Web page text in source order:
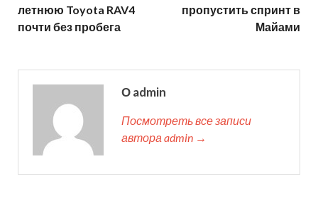
летнюю Toyota RAV4
почти без пробега
пропустить спринт в
Майами
О admin
Посмотреть все записи
автора admin →